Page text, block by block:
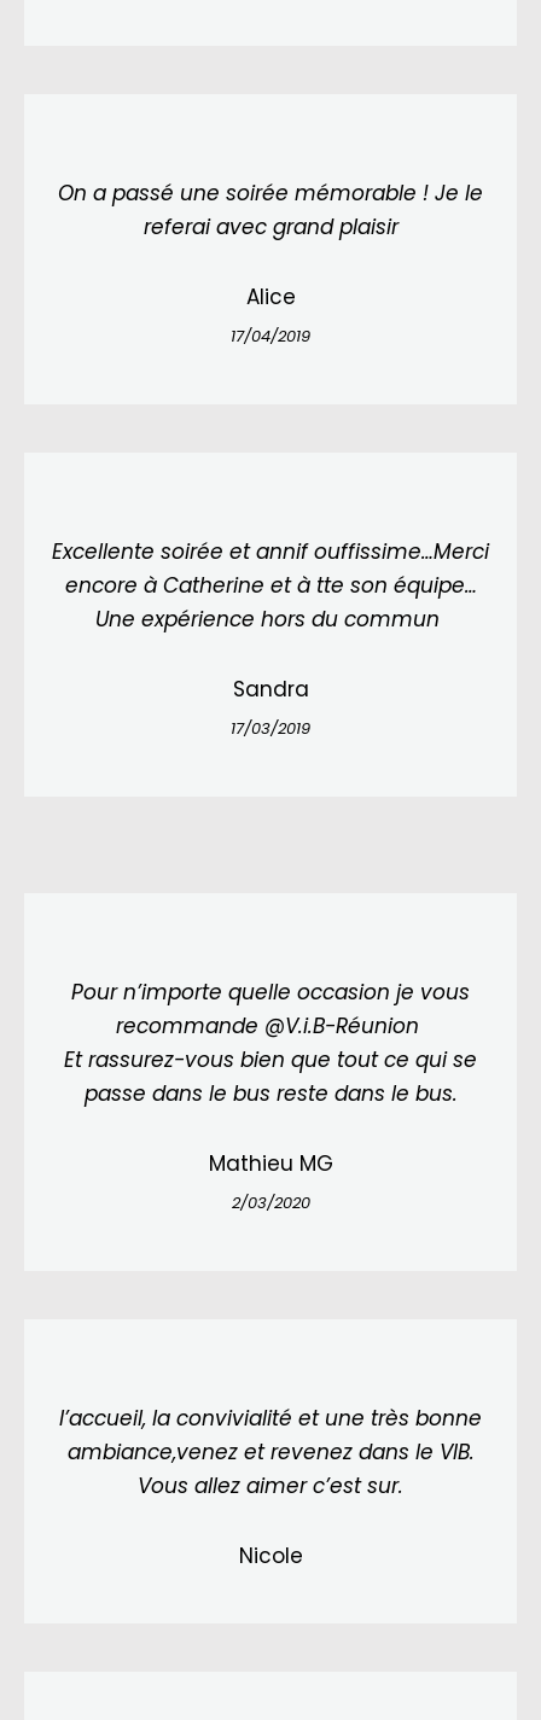
On a passé une soirée mémorable ! Je le
referai avec grand plaisir
Alice
17/04/2019
Excellente soirée et annif ouffissime…Merci
encore à Catherine et à tte son équipe…
Une expérience hors du commun
Sandra
17/03/2019
Pour n’importe quelle occasion je vous
recommande @V.i.B-Réunion
Et rassurez-vous bien que tout ce qui se
passe dans le bus reste dans le bus.
Mathieu MG
2/03/2020
l’accueil, la convivialité et une très bonne
ambiance,venez et revenez dans le VIB.
Vous allez aimer c’est sur.
Nicole